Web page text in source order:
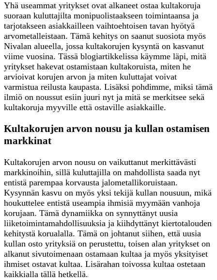
Yhä useammat yritykset ovat alkaneet ostaa kultakoruja
suoraan kuluttajilta monipuolistaakseen toimintaansa ja
tarjotakseen asiakkailleen vaihtoehtoisen tavan hyötyä
arvometalleistaan. Tämä kehitys on saanut suosiota myös
Nivalan alueella, jossa kultakorujen kysyntä on kasvanut
viime vuosina. Tässä blogiartikkelissa käymme läpi, mitä
yritykset hakevat ostamistaan kultakoruista, miten he
arvioivat korujen arvon ja miten kuluttajat voivat
varmistua reilusta kaupasta. Lisäksi pohdimme, miksi tämä
ilmiö on noussut esiin juuri nyt ja mitä se merkitsee sekä
kultakoruja myyville että ostaville asiakkaille.
Kultakorujen arvon nousu ja kullan ostamisen
markkinat
Kultakorujen arvon nousu on vaikuttanut merkittävästi
markkinoihin, sillä kuluttajilla on mahdollista saada nyt
entistä parempaa korvausta jalometallikoruistaan.
Kysynnän kasvu on myös yksi tekijä kullan nousuun, mikä
houkuttelee entistä useampia ihmisiä myymään vanhoja
korujaan. Tämä dynamiikka on synnyttänyt uusia
liiketoimintamahdollisuuksia ja kiihdyttänyt kiertotalouden
kehitystä korualalla. Tämä on johtanut siihen, että uusia
kullan osto yrityksiä on perustettu, toisen alan yritykset on
alkanut sivutoimenaan ostamaan kultaa ja myös yksityiset
ihmiset ostavat kultaa. Lisärahan toivossa kultaa ostetaan
kaikkialla tällä hetkellä.